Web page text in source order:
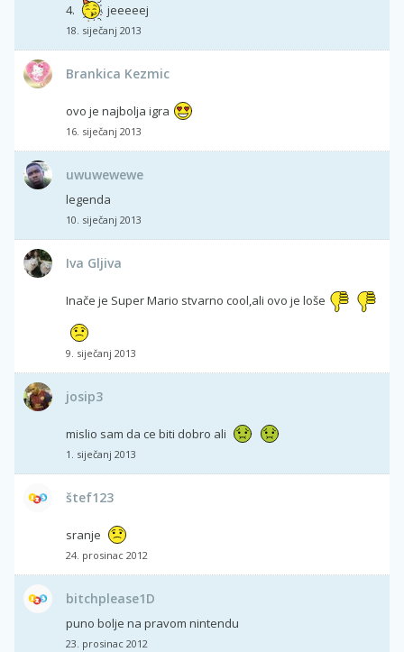
4. jeeeeej
18. siječanj 2013
Brankica Kezmic
ovo je najbolja igra
16. siječanj 2013
uwuwewewe
legenda
10. siječanj 2013
Iva Gljiva
Inače je Super Mario stvarno cool,ali ovo je loše
9. siječanj 2013
josip3
mislio sam da ce biti dobro ali
1. siječanj 2013
štef123
sranje
24. prosinac 2012
bitchplease1D
puno bolje na pravom nintendu
23. prosinac 2012